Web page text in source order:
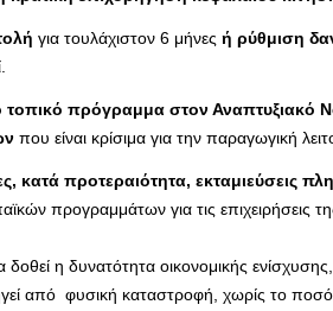
για τουλάχιστον 6 μήνες ή ρύθμιση
τοπικό πρόγραμμα στον
που είναι κρίσιμα για την παραγωγική
κατά προτεραιότητα, εκταμιεύσεις
προγραμμάτων για τις επιχειρήσεις
δοθεί η δυνατότητα οικονομικής
από φυσική καταστροφή, χωρίς το ποσό